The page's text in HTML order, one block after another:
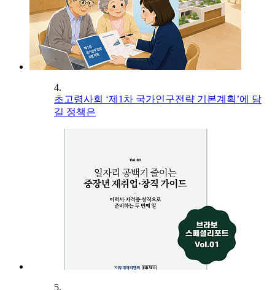
4.
초고령사회 ‘제1차 국가인구전략 기본계획’에 담
길 정책은
5.